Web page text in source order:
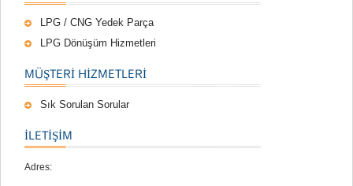
LPG / CNG Yedek Parça
LPG Dönüşüm Hizmetleri
MÜŞTERI HIZMETLERI
Sık Sorulan Sorular
İLETİŞİM
Adres: